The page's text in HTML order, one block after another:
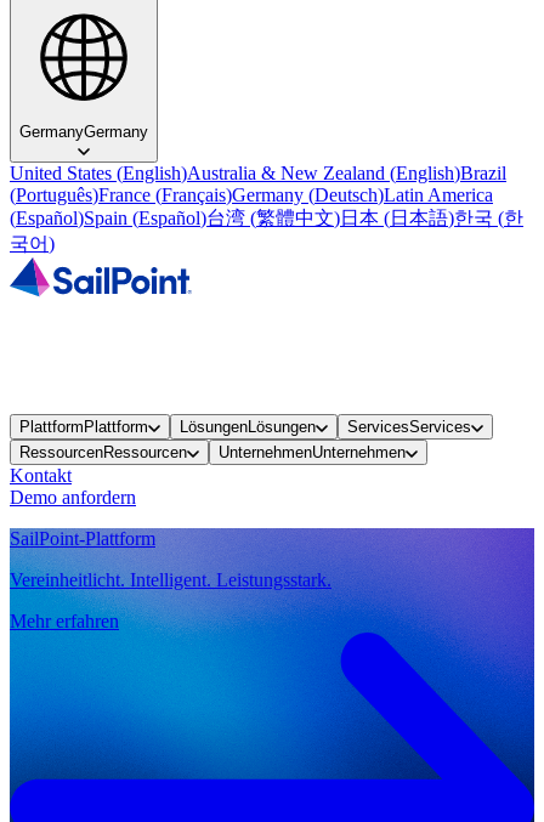
GermanyGermany
United States (English)Australia & New Zealand (English)Brazil
(Português)France (Français)Germany (Deutsch)Latin America
(Español)Spain (Español)台湾 (繁體中文)日本 (日本語)한국 (한
국어)
Plattform Plattform LösungenLösungen ServicesServices
RessourcenRessourcen UnternehmenUnternehmen
Kontakt
Demo anfordern
SailPoint-Plattform
Vereinheitlicht. Intelligent. Leistungsstark.
Mehr erfahren